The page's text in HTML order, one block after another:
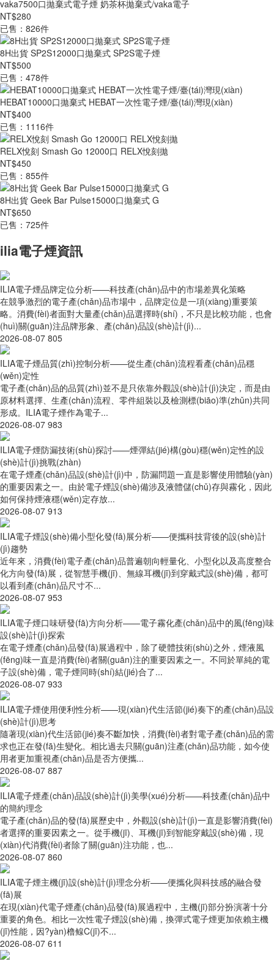
vaka7500口拋棄式電子煙 奶茶杯拋棄式/vaka電子
NT$280
已售：826件
8H出貨 SP2S12000口拋棄式 SP2S電子煙
NT$500
已售：478件
HEBAT10000口拋棄式 HEBAT一次性電子煙/臺(tái)灣現(xiàn)
NT$400
已售：1116件
RELX悅刻 Smash Go 12000口 RELX悅刻拋
NT$450
已售：855件
8H出貨 Geek Bar Pulse15000口拋棄式 G
NT$650
已售：725件
ilia電子煙資訊
ILIA電子煙品牌定位分析——科技產(chǎn)品中的市場差異化策略
在競爭激烈的電子產(chǎn)品市場中，品牌定位是一項(xiàng)重要策
略。消費(fèi)者面對大量產(chǎn)品選擇時(shí)，不只是比較功能，也會
(huì)關(guān)注品牌形象、產(chǎn)品設(shè)計(jì)...
2026-08-07 805
ILIA電子煙品質(zhì)控制分析——從生產(chǎn)流程看產(chǎn)品穩
(wěn)定性
電子產(chǎn)品的品質(zhì)並不是只依靠外觀設(shè)計(jì)決定，而是由
原材料選擇、生產(chǎn)流程、零件組裝以及檢測標(biāo)準(zhǔn)共同
形成。ILIA電子煙作為電子...
2026-08-07 983
ILIA電子煙防漏技術(shù)探討——煙彈結(jié)構(gòu)穩(wěn)定性的設
(shè)計(jì)挑戰(zhàn)
在電子煙產(chǎn)品設(shè)計(jì)中，防漏問題一直是影響使用體驗(yàn)
的重要因素之一。由於電子煙設(shè)備涉及液體儲(chǔ)存與霧化，因此
如何保持煙液穩(wěn)定存放...
2026-08-07 913
ILIA電子煙設(shè)備小型化發(fā)展分析——便攜科技背後的設(shè)計
(jì)趨勢
近年來，消費(fèi)電子產(chǎn)品普遍朝向輕量化、小型化以及高度整合
化方向發(fā)展，從智慧手機(jī)、無線耳機(jī)到穿戴式設(shè)備，都可
以看到產(chǎn)品尺寸不...
2026-08-07 953
ILIA電子煙口味研發(fā)方向分析——電子霧化產(chǎn)品中的風(fēng)味
設(shè)計(jì)探索
在電子煙產(chǎn)品發(fā)展過程中，除了硬體技術(shù)之外，煙液風
(fēng)味一直是消費(fèi)者關(guān)注的重要因素之一。不同於單純的電
子設(shè)備，電子煙同時(shí)結(jié)合了...
2026-08-07 933
ILIA電子煙使用便利性分析——現(xiàn)代生活節(jié)奏下的產(chǎn)品設
(shè)計(jì)思考
隨著現(xiàn)代生活節(jié)奏不斷加快，消費(fèi)者對電子產(chǎn)品的需
求也正在發(fā)生變化。相比過去只關(guān)注產(chǎn)品功能，如今使
用者更加重視產(chǎn)品是否方便攜...
2026-08-07 887
ILIA電子煙產(chǎn)品設(shè)計(jì)美學(xué)分析——科技產(chǎn)品中
的簡約理念
電子產(chǎn)品的發(fā)展歷史中，外觀設(shè)計(jì)一直是影響消費(fèi)
者選擇的重要因素之一。從手機(jī)、耳機(jī)到智能穿戴設(shè)備，現
(xiàn)代消費(fèi)者除了關(guān)注功能，也...
2026-08-07 860
ILIA電子煙主機(jī)設(shè)計(jì)理念分析——便攜化與科技感的融合發
(fā)展
在現(xiàn)代電子煙產(chǎn)品發(fā)展過程中，主機(jī)部分扮演著十分
重要的角色。相比一次性電子煙設(shè)備，換彈式電子煙更加依賴主機
(jī)性能，因?yàn)橹鳈C(jī)不...
2026-08-07 611